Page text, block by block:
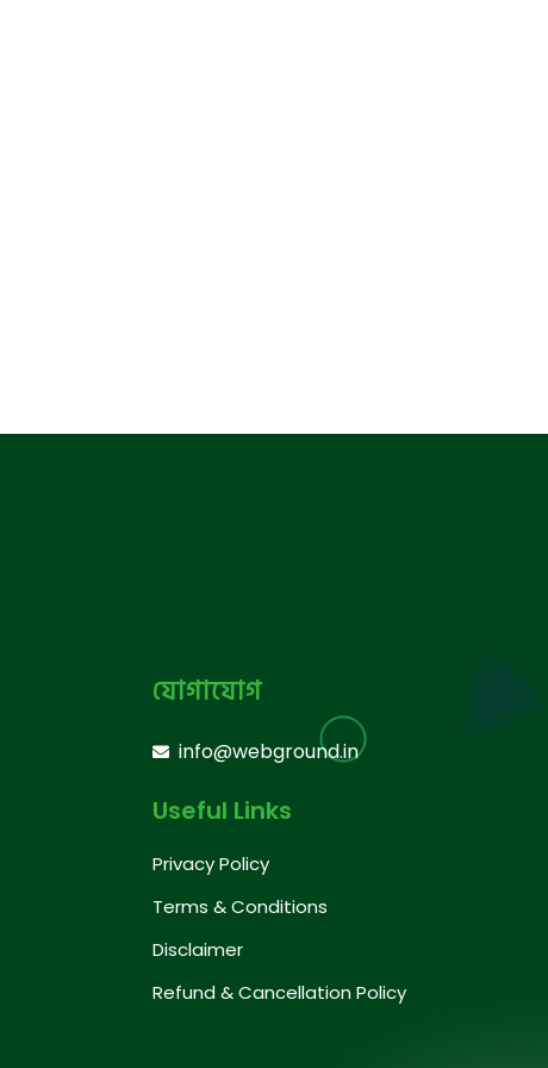
যোগাযোগ
info@webground.in
Useful Links
Privacy Policy
Terms & Conditions
Disclaimer
Refund & Cancellation Policy